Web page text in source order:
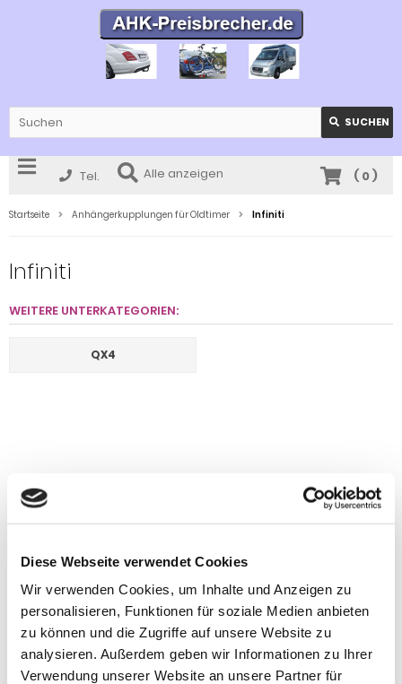
Diese Webseite verwendet Cookies
Wir verwenden Cookies, um Inhalte und Anzeigen zu
personalisieren, Funktionen für soziale Medien anbieten
zu können und die Zugriffe auf unsere Website zu
analysieren. Außerdem geben wir Informationen zu Ihrer
Verwendung unserer Website an unsere Partner für
SUCHEN
Tel. Alle anzeigen ( 0)
Startseite Anhängerkupplungen für Oldtimer Infiniti
Infiniti
WEITERE UNTERKATEGORIEN:
QX4